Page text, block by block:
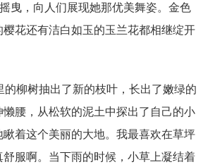
曳，向人们展现她那优美舞姿。金色
花还有洁白如玉的玉兰花都相继绽开
的柳树抽出了新的枝叶，长出了嫩绿的
腰，从松软的泥土中探出了自己的小
着这个美丽的大地。我最喜欢在草坪
服啊。当下雨的时候，小草上凝结着